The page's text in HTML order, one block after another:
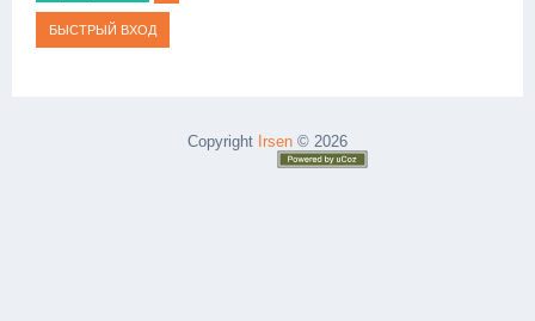
Copyright Irsen © 2026